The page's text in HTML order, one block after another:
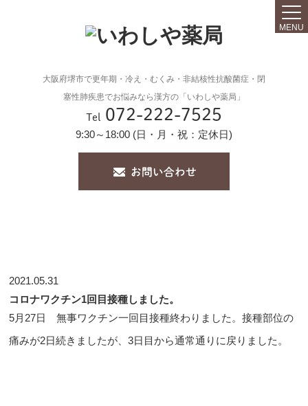
大阪府堺市で更年期・冷え・むくみ・非結核性抗酸菌症・閉
塞性肺疾患でお悩みなら漢方の「いわしや薬局」
Tel 072-222-7525
9:30～18:00 (日・月・祝：定休日)
MENU
2021.05.31
コロナワクチン1回目接種しました。
5月27日 無事ワクチン一回目接種終わりました。接種部位の
痛みが2日続きましたが、3日目から通常通りに戻りました。